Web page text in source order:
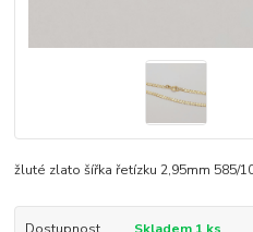
žluté zlato šířka řetízku 2,95mm 585/